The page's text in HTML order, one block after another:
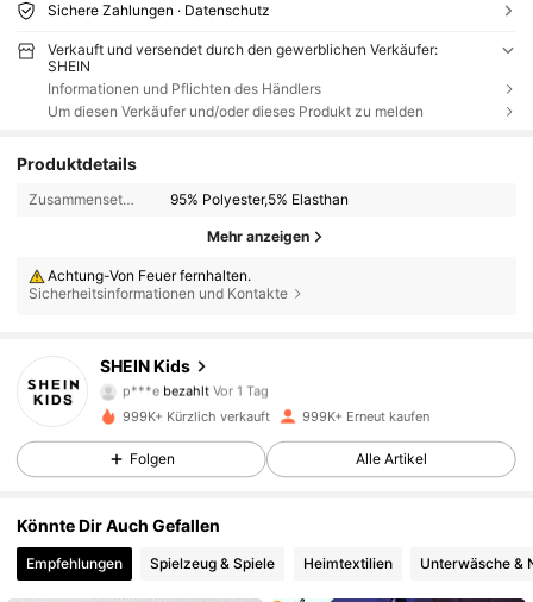
Sichere Zahlungen · Datenschutz
Verkauft und versendet durch den gewerblichen Verkäufer:
SHEIN
Informationen und Pflichten des Händlers
Um diesen Verkäufer und/oder dieses Produkt zu melden
Produktdetails
Zusammensetzung: 95% Polyester,5% Elasthan
Mehr anzeigen
Achtung-Von Feuer fernhalten.
Sicherheitsinformationen und Kontakte
SHEIN Kids
4,89
808K Follower
p***ebezahlt Vor 1 Tag
4,89
4,89 808K Follower
999K+ Kürzlich verkauft 999K+ Erneut kaufen
Folgen Alle Artikel
Könnte Dir Auch Gefallen
Empfehlungen Spielzeug & Spiele Heimtextilien Unterwäsche &